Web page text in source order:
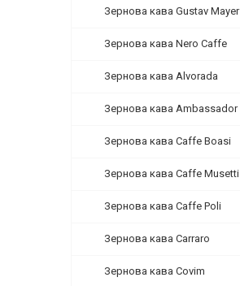
Зернова кава Gustav Mayer
Зернова кава Nero Caffe
Зернова кава Alvorada
Зернова кава Ambassador
Зернова кава Caffe Boasi
Зернова кава Caffe Musetti
Зернова кава Caffe Poli
Зернова кава Carraro
Зернова кава Covim